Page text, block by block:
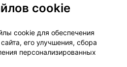
реакциях, вы помогаете
о безопасности
cookie
cookie для обеспечения
его улучшения, сбора
персонализированных